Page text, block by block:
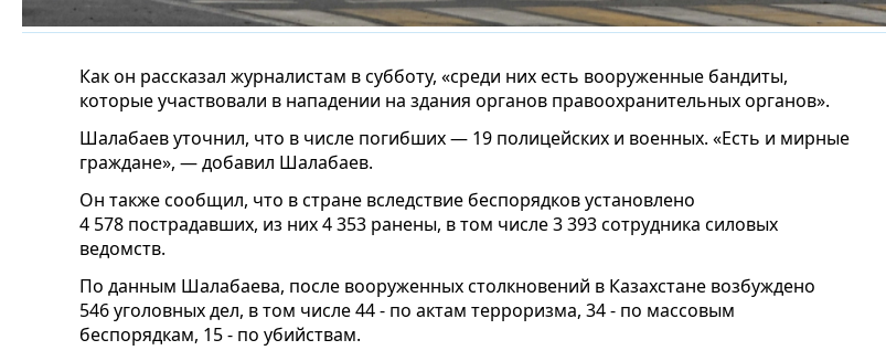
Как он рассказал журналистам в субботу, «среди них есть вооруженные бандиты,
которые участвовали в нападении на здания органов правоохранительных органов».
Шалабаев уточнил, что в числе погибших — 19 полицейских и военных. «Есть и мирные
граждане», — добавил Шалабаев.
Он также сообщил, что в стране вследствие беспорядков установлено
4 578 пострадавших, из них 4 353 ранены, в том числе 3 393 сотрудника силовых
ведомств.
По данным Шалабаева, после вооруженных столкновений в Казахстане возбуждено
546 уголовных дел, в том числе 44 - по актам терроризма, 34 - по массовым
беспорядкам, 15 - по убийствам.